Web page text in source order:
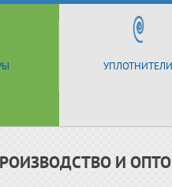
УПЛОТНИТЕЛИ
И